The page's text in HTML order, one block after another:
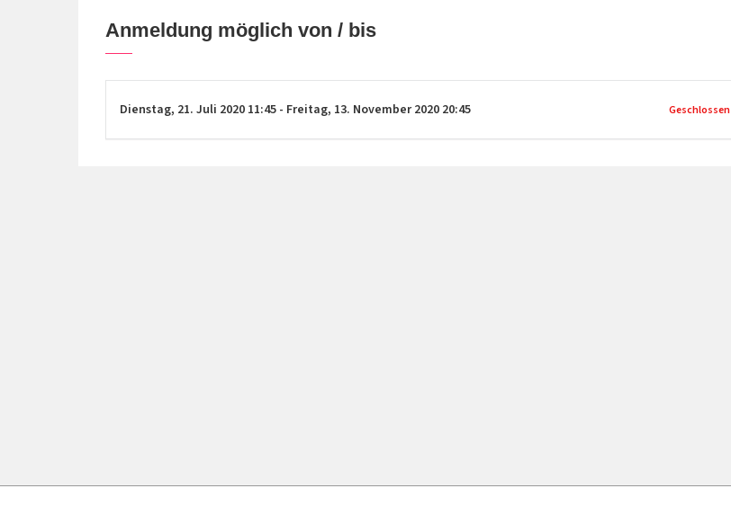
Anmeldung möglich von / bis
Dienstag, 21. Juli 2020 11:45 - Freitag, 13. November 2020 20:45 Geschlossen